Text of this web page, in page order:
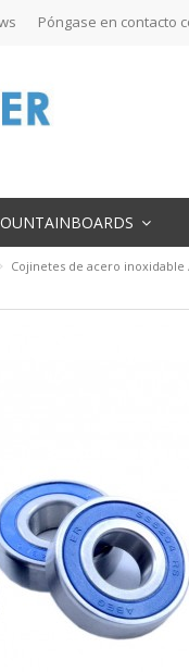
Póngase en contacto
Cojinetes de acero inoxidable